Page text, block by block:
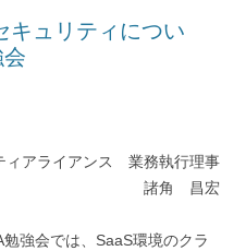
キュリティについ
ィアライアンス 業務執行理事
諸角 昌宏
強会では、SaaS環境のクラ